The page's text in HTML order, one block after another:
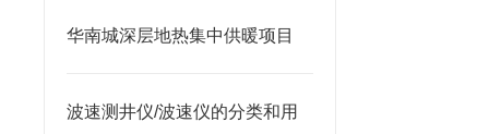
华南城深层地热集中供暖项目
波速测井仪/波速仪的分类和用